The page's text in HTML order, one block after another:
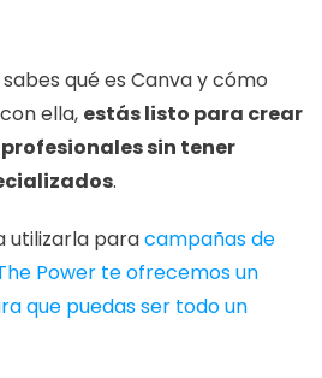
qué es Canva y cómo
ella, estás listo para crear
sin tener
.
utilizarla para campañas de
Power te ofrecemos un
que puedas ser todo un